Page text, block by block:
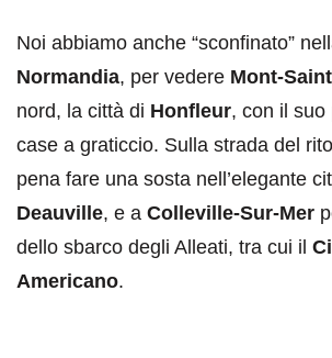
Noi abbiamo anche “sconfinato”
Normandia, per vedere Mont-
nord, la città di Honfleur, con il suo
case a graticcio. Sulla strada del
pena fare una sosta nell’elegante
Deauville, e a Colleville-Sur-Mer
dello sbarco degli Alleati, tra cui il
Americano.